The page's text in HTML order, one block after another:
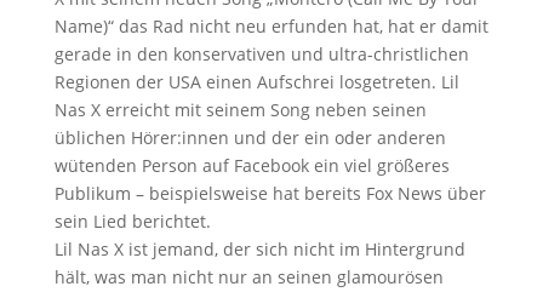
Name)“ das Rad nicht neu erfunden hat, hat er damit
gerade in den konservativen und ultra-christlichen
Regionen der USA einen Aufschrei losgetreten. Lil
Nas X erreicht mit seinem Song neben seinen
üblichen Hörer:innen und der ein oder anderen
wütenden Person auf Facebook ein viel größeres
Publikum – beispielsweise hat bereits Fox News über
sein Lied berichtet.
Lil Nas X ist jemand, der sich nicht im Hintergrund
hält, was man nicht nur an seinen glamourösen